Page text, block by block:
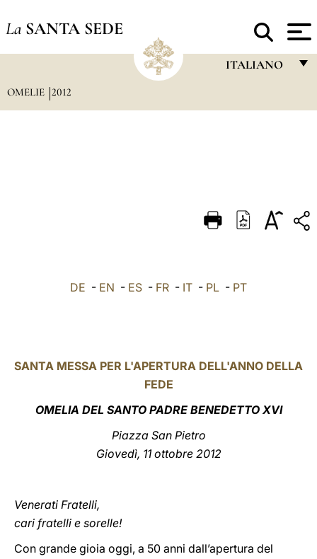
La SANTA SEDE
ITALIANO
DEUTSCH
العربيّة
OMELIE 2012
DE - EN - ES - FR - IT - PL - PT
SANTA MESSA PER L'APERTURA DELL'ANNO DELLA
FEDE
OMELIA DEL SANTO PADRE BENEDETTO XVI
Piazza San Pietro
Giovedì, 11 ottobre 2012
Venerati Fratelli,
cari fratelli e sorelle!
Con grande gioia oggi, a 50 anni dall’apertura del